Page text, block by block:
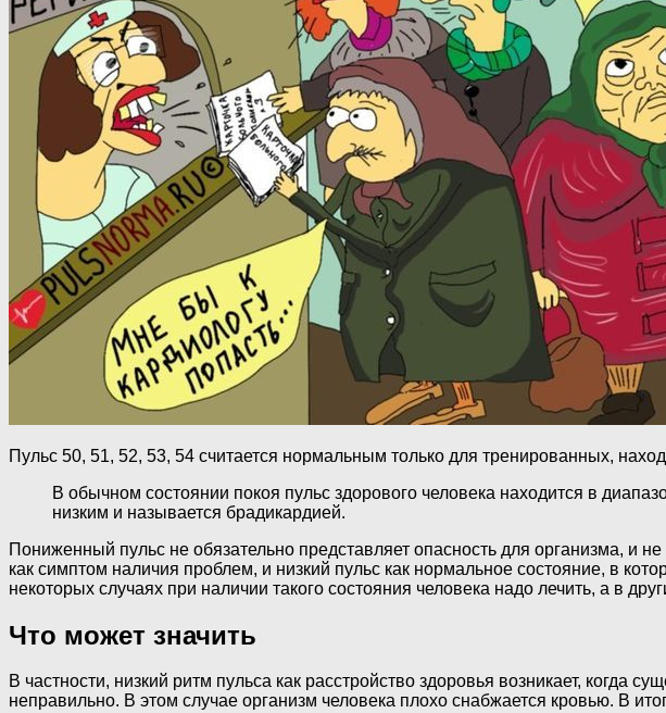
Пульс 50, 51, 52, 53, 54 считается нормальным только для тренированных,
В обычном состоянии покоя пульс здорового человека находится в
низким и называется брадикардией.
Пониженный пульс не обязательно представляет опасность для организма, и
как симптом наличия проблем, и низкий пульс как нормальное состояние, в
некоторых случаях при наличии такого состояния человека надо лечить, а в
Что может значить
В частности, низкий ритм пульса как расстройство здоровья возникает,
неправильно. В этом случае организм человека плохо снабжается кровью. В